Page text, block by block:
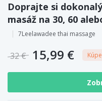
Doprajte si
masáž na 30, 60
7Leelawadee thai massage
32 € 15,99 €